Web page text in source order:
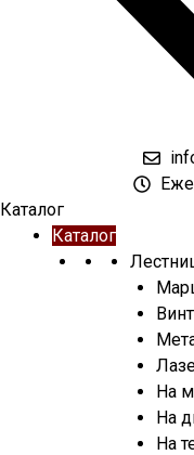
Каталог
Каталог
На
На
На